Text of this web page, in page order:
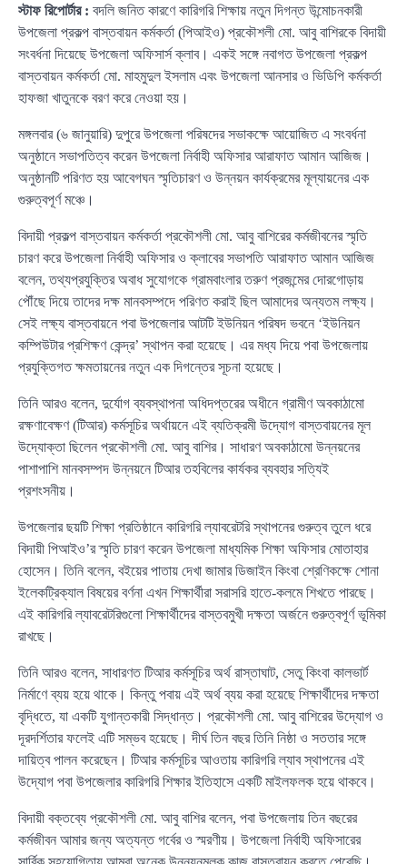
স্টাফ রিপোর্টার : বদলি জনিত কারণে কারিগরি শিক্ষায় নতুন দিগন্ত উন্মোচনকারী
উপজেলা প্রকল্প বাস্তবায়ন কর্মকর্তা (পিআইও) প্রকৌশলী মো. আবু বাশিরকে বিদায়ী
সংবর্ধনা দিয়েছে উপজেলা অফিসার্স ক্লাব। একই সঙ্গে নবাগত উপজেলা প্রকল্প
বাস্তবায়ন কর্মকর্তা মো. মাহমুদুল ইসলাম এবং উপজেলা আনসার ও ভিডিপি কর্মকর্তা
হাফজা খাতুনকে বরণ করে নেওয়া হয়।
মঙ্গলবার (৬ জানুয়ারি) দুপুরে উপজেলা পরিষদের সভাকক্ষে আয়োজিত এ সংবর্ধনা
অনুষ্ঠানে সভাপতিত্ব করেন উপজেলা নির্বাহী অফিসার আরাফাত আমান আজিজ।
অনুষ্ঠানটি পরিণত হয় আবেগঘন স্মৃতিচারণ ও উন্নয়ন কার্যক্রমের মূল্যায়নের এক
গুরুত্বপূর্ণ মঞ্চে।
বিদায়ী প্রকল্প বাস্তবায়ন কর্মকর্তা প্রকৌশলী মো. আবু বাশিরের কর্মজীবনের স্মৃতি
চারণ করে উপজেলা নির্বাহী অফিসার ও ক্লাবের সভাপতি আরাফাত আমান আজিজ
বলেন, তথ্যপ্রযুক্তির অবাধ সুযোগকে গ্রামবাংলার তরুণ প্রজন্মের দোরগোড়ায়
পৌঁছে দিয়ে তাদের দক্ষ মানবসম্পদে পরিণত করাই ছিল আমাদের অন্যতম লক্ষ্য।
সেই লক্ষ্য বাস্তবায়নে পবা উপজেলার আটটি ইউনিয়ন পরিষদ ভবনে ‘ইউনিয়ন
কম্পিউটার প্রশিক্ষণ কেন্দ্র’ স্থাপন করা হয়েছে। এর মধ্য দিয়ে পবা উপজেলায়
প্রযুক্তিগত ক্ষমতায়নের নতুন এক দিগন্তের সূচনা হয়েছে।
তিনি আরও বলেন, দুর্যোগ ব্যবস্থাপনা অধিদপ্তরের অধীনে গ্রামীণ অবকাঠামো
রক্ষণাবেক্ষণ (টিআর) কর্মসূচির অর্থায়নে এই ব্যতিক্রমী উদ্যোগ বাস্তবায়নের মূল
উদ্যোক্তা ছিলেন প্রকৌশলী মো. আবু বাশির। সাধারণ অবকাঠামো উন্নয়নের
পাশাপাশি মানবসম্পদ উন্নয়নে টিআর তহবিলের কার্যকর ব্যবহার সত্যিই
প্রশংসনীয়।
উপজেলার ছয়টি শিক্ষা প্রতিষ্ঠানে কারিগরি ল্যাবরেটরি স্থাপনের গুরুত্ব তুলে ধরে
বিদায়ী পিআইও’র স্মৃতি চারণ করেন উপজেলা মাধ্যমিক শিক্ষা অফিসার মোতাহার
হোসেন। তিনি বলেন, বইয়ের পাতায় দেখা জামার ডিজাইন কিংবা শ্রেণিকক্ষে শোনা
ইলেকট্রিক্যাল বিষয়ের বর্ণনা এখন শিক্ষার্থীরা সরাসরি হাতে-কলমে শিখতে পারছে।
এই কারিগরি ল্যাবরেটরিগুলো শিক্ষার্থীদের বাস্তবমুখী দক্ষতা অর্জনে গুরুত্বপূর্ণ ভূমিকা
রাখছে।
তিনি আরও বলেন, সাধারণত টিআর কর্মসূচির অর্থ রাস্তাঘাট, সেতু কিংবা কালভার্ট
নির্মাণে ব্যয় হয়ে থাকে। কিন্তু পবায় এই অর্থ ব্যয় করা হয়েছে শিক্ষার্থীদের দক্ষতা
বৃদ্ধিতে, যা একটি যুগান্তকারী সিদ্ধান্ত। প্রকৌশলী মো. আবু বাশিরের উদ্যোগ ও
দূরদর্শিতার ফলেই এটি সম্ভব হয়েছে। দীর্ঘ তিন বছর তিনি নিষ্ঠা ও সততার সঙ্গে
দায়িত্ব পালন করেছেন। টিআর কর্মসূচির আওতায় কারিগরি ল্যাব স্থাপনের এই
উদ্যোগ পবা উপজেলার কারিগরি শিক্ষার ইতিহাসে একটি মাইলফলক হয়ে থাকবে।
বিদায়ী বক্তব্যে প্রকৌশলী মো. আবু বাশির বলেন, পবা উপজেলায় তিন বছরের
কর্মজীবন আমার জন্য অত্যন্ত গর্বের ও স্মরণীয়। উপজেলা নির্বাহী অফিসারের